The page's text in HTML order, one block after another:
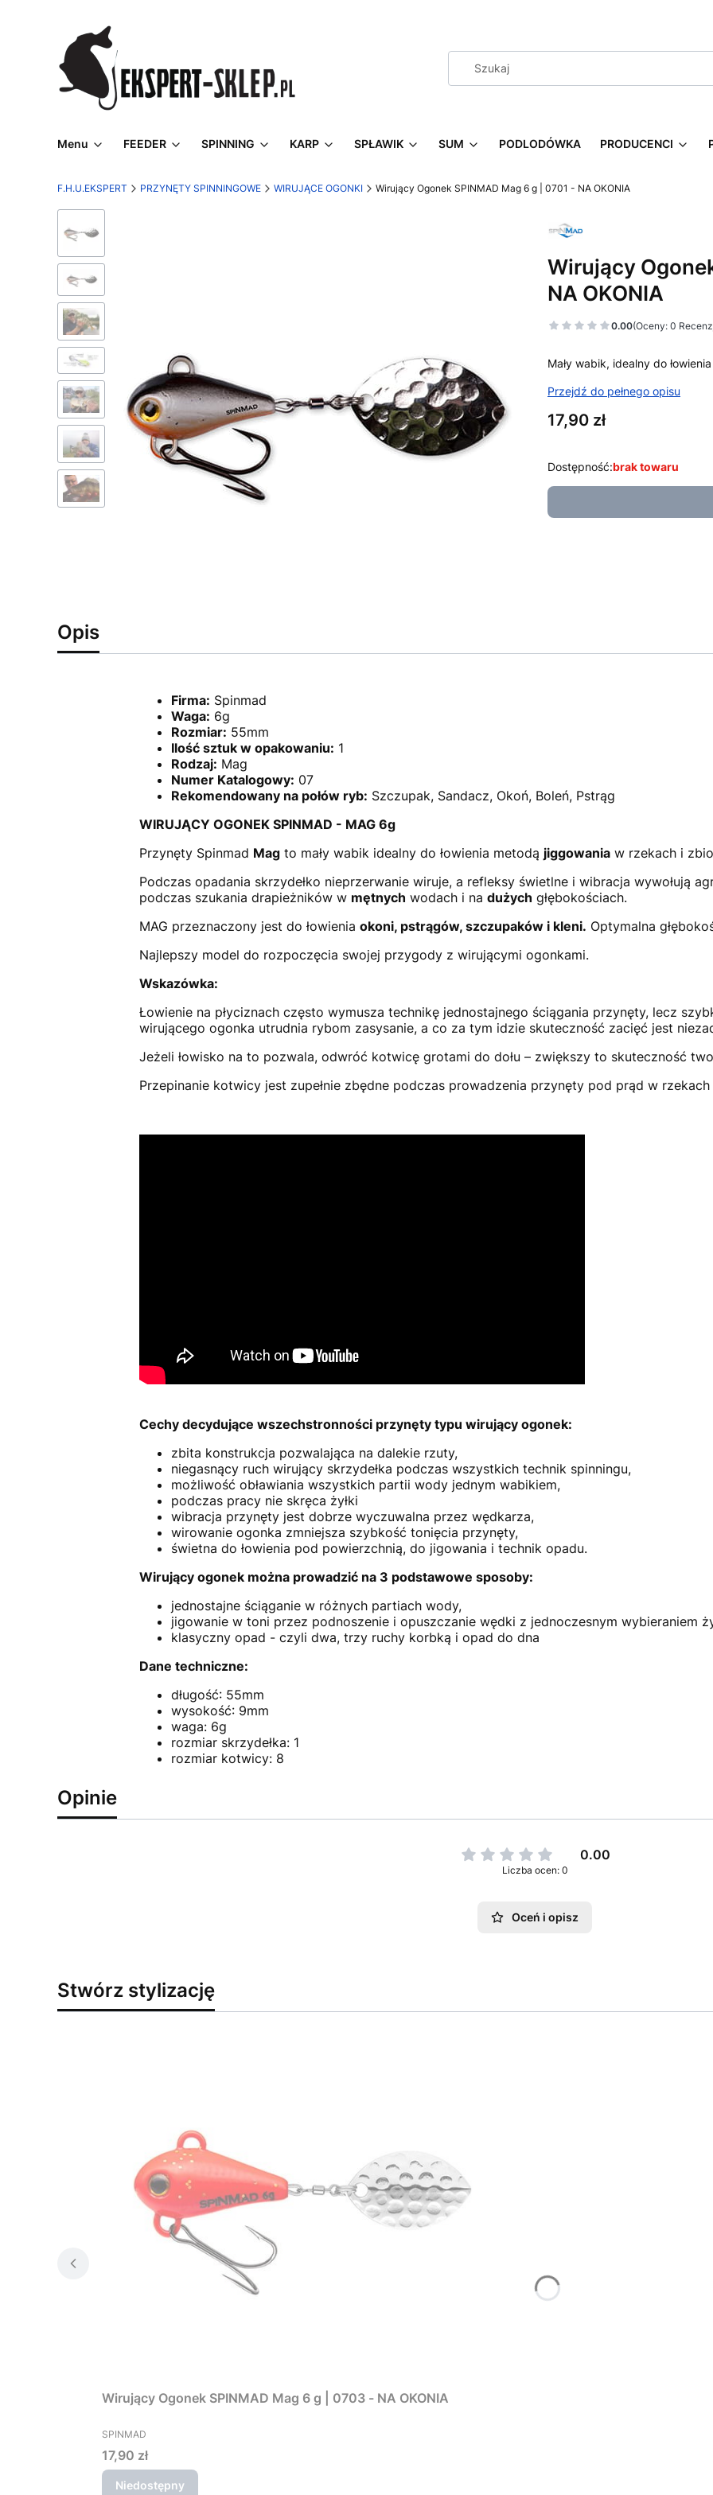
Menu FEEDER SPINNING KARP SPŁAWIK SUM PODLODÓWKA PRODUCENCI
F.H.U.EKSPERT PRZYNĘTY SPINNINGOWE WIRUJĄCE OGONKI Wirujący Ogonek SPINMAD Mag 6 g | 0701 - NA OKONIA
Wirujący
NA OKONIA
0.00(Oceny: 0
Mały wabik, idealny do
Przejdź do pełnego opisu
Cena
17,90 zł
Dostępność:brak towaru
Opis
Firma: Spinmad
Waga: 6g
Rozmiar: 55mm
Ilość sztuk w opakowaniu: 1
Rodzaj: Mag
Numer Katalogowy: 07
Rekomendowany na połów ryb: Szczupak, Sandacz, Okoń, Boleń, Pstrąg
WIRUJĄCY OGONEK SPINMAD - MAG 6g
Przynęty Spinmad Magto mały wabik idealny do łowienia metodą jiggowaniaw rzekach i
Podczas opadania skrzydełko nieprzerwanie wiruje, a refleksy świetlne i wibracja wywołują
podczas szukania drapieżników w mętnych wodach i na dużych głębokościach.
MAG przeznaczony jest do łowienia okoni, pstrągów, szczupaków i kleni. Optymalna
Najlepszy model do rozpoczęcia swojej przygody z wirującymi ogonkami.
Wskazówka:
Łowienie na płyciznach często wymusza technikę jednostajnego ściągania przynęty, lecz
wirującego ogonka utrudnia rybom zasysanie, a co za tym idzie skuteczność zacięć jest
Jeżeli łowisko na to pozwala, odwróć kotwicę grotami do dołu – zwiększy to skuteczność
Przepinanie kotwicy jest zupełnie zbędne podczas prowadzenia przynęty pod prąd w
Cechy decydujące wszechstronności przynęty typu wirujący ogonek:
zbita konstrukcja pozwalająca na dalekie rzuty,
niegasnący ruch wirujący skrzydełka podczas wszystkich technik spinningu,
możliwość obławiania wszystkich partii wody jednym wabikiem,
podczas pracy nie skręca żyłki
wibracja przynęty jest dobrze wyczuwalna przez wędkarza,
wirowanie ogonka zmniejsza szybkość tonięcia przynęty,
świetna do łowienia pod powierzchnią, do jigowania i technik opadu.
Wirujący ogonek można prowadzić na 3 podstawowe sposoby:
jednostajne ściąganie w różnych partiach wody,
jigowanie w toni przez podnoszenie i opuszczanie wędki z jednoczesnym wybieraniem
klasyczny opad - czyli dwa, trzy ruchy korbką i opad do dna
Dane techniczne:
długość: 55mm
wysokość: 9mm
waga: 6g
rozmiar skrzydełka: 1
rozmiar kotwicy: 8
Opinie
0.00
Liczba ocen: 0
Oceń i opisz
Stwórz stylizację
Wirujący Ogonek SPINMAD Mag 6 g | 0703 - NA OKONIA
PRODUCENT
SPINMAD
Cena
17,90 zł
Niedostępny